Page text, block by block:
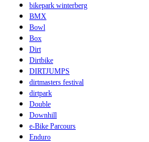
bikepark winterberg
BMX
Bowl
Box
Dirt
Dirtbike
DIRTJUMPS
dirtmasters festival
dirtpark
Double
Downhill
e-Bike Parcours
Enduro